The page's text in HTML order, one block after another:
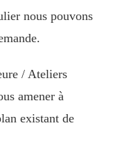
nous pouvons
/ Ateliers
amener à
existant de